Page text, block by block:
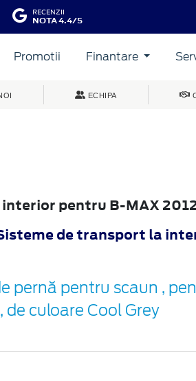
RECENZII
NOTA 4.4/5
Promotii Finantare
ECHIPA
pentru B-MAX
de transport la
pernă pentru scaun ,
de culoare Cool Grey